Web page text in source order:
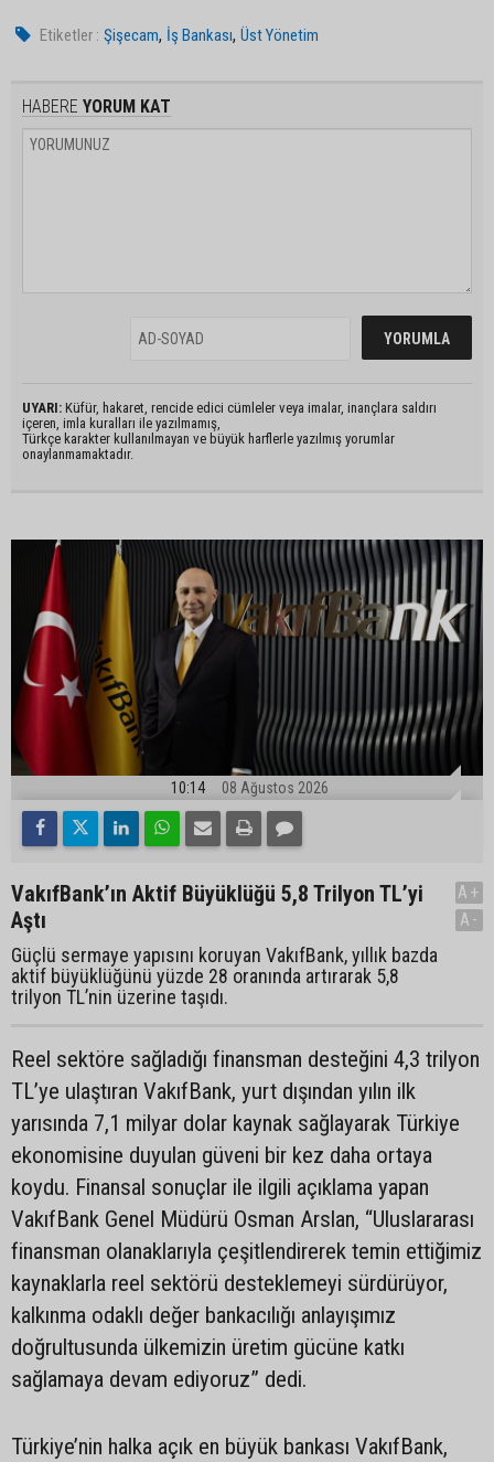
Etiketler : Şişecam, İş Bankası,Üst Yönetim
HABERE YORUM KAT
UYARI: Küfür, hakaret, rencide edici cümleler veya imalar, inançlara saldırı
içeren, imla kuralları ile yazılmamış,
Türkçe karakter kullanılmayan ve büyük harflerle yazılmış yorumlar
onaylanmamaktadır.
10:14 08 Ağustos 2026
VakıfBank’ın Aktif Büyüklüğü 5,8 Trilyon TL’yi
Aştı
Güçlü sermaye yapısını koruyan VakıfBank, yıllık bazda
aktif büyüklüğünü yüzde 28 oranında artırarak 5,8
trilyon TL’nin üzerine taşıdı.
A+
A-
Reel sektöre sağladığı finansman desteğini 4,3 trilyon
TL’ye ulaştıran VakıfBank, yurt dışından yılın ilk
yarısında 7,1 milyar dolar kaynak sağlayarak Türkiye
ekonomisine duyulan güveni bir kez daha ortaya
koydu. Finansal sonuçlar ile ilgili açıklama yapan
VakıfBank Genel Müdürü Osman Arslan, “Uluslararası
finansman olanaklarıyla çeşitlendirerek temin ettiğimiz
kaynaklarla reel sektörü desteklemeyi sürdürüyor,
kalkınma odaklı değer bankacılığı anlayışımız
doğrultusunda ülkemizin üretim gücüne katkı
sağlamaya devam ediyoruz” dedi.
Türkiye’nin halka açık en büyük bankası VakıfBank,